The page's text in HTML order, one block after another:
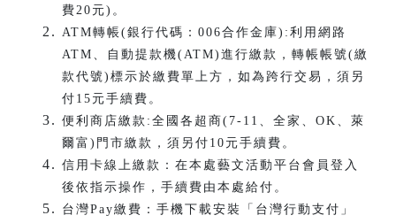
費20元)。
ATM轉帳(銀行代碼：006合作金庫):利用網路
ATM、自動提款機(ATM)進行繳款，轉帳帳號(繳
款代號)標示於繳費單上方，如為跨行交易，須另
付15元手續費。
便利商店繳款:全國各超商(7-11、全家、OK、萊
爾富)門市繳款，須另付10元手續費。
信用卡線上繳款：在本處藝文活動平台會員登入
後依指示操作，手續費由本處給付。
台灣Pay繳費：手機下載安裝「台灣行動支付」